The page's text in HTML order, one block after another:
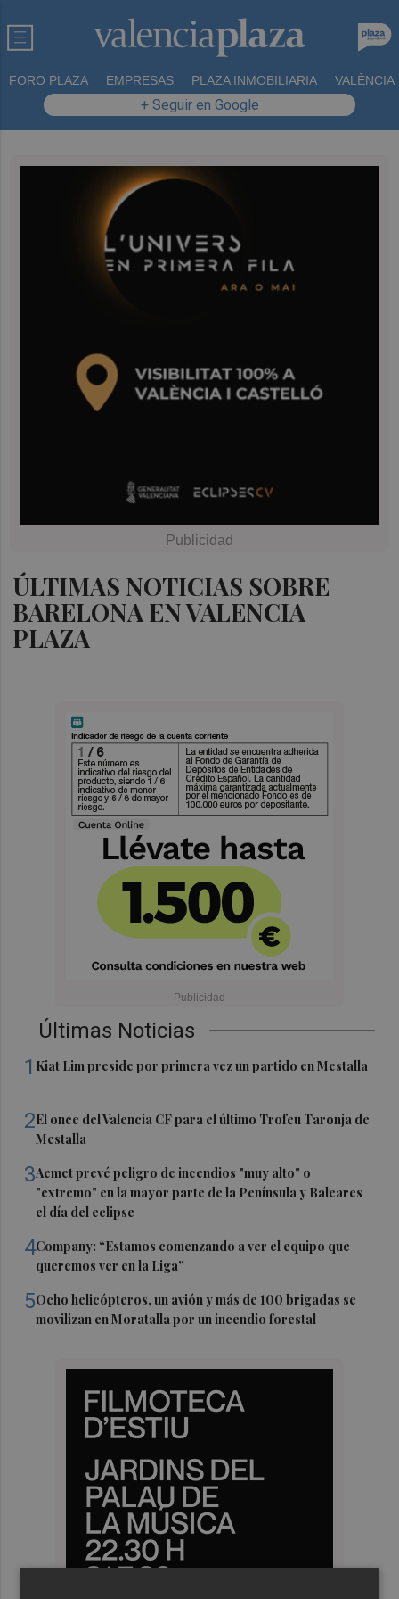
FORO PLAZA EMPRESAS PLAZA INMOBILIARIA VALÈNCIA
+ Seguir en Google
ÚLTIMAS NOTICIAS SOBRE
BARELONA EN VALENCIA
PLAZA
Últimas Noticias
1 Kiat Lim preside por primera vez un partido en Mestalla
2El once del Valencia CF para el último Trofeu Taronja de
Mestalla
3Aemet prevé peligro de incendios "muy alto" o
"extremo" en la mayor parte de la Península y Baleares
el día del eclipse
4Company: “Estamos comenzando a ver el equipo que
queremos ver en la Liga”
5Ocho helicópteros, un avión y más de 100 brigadas se
movilizan en Moratalla por un incendio forestal